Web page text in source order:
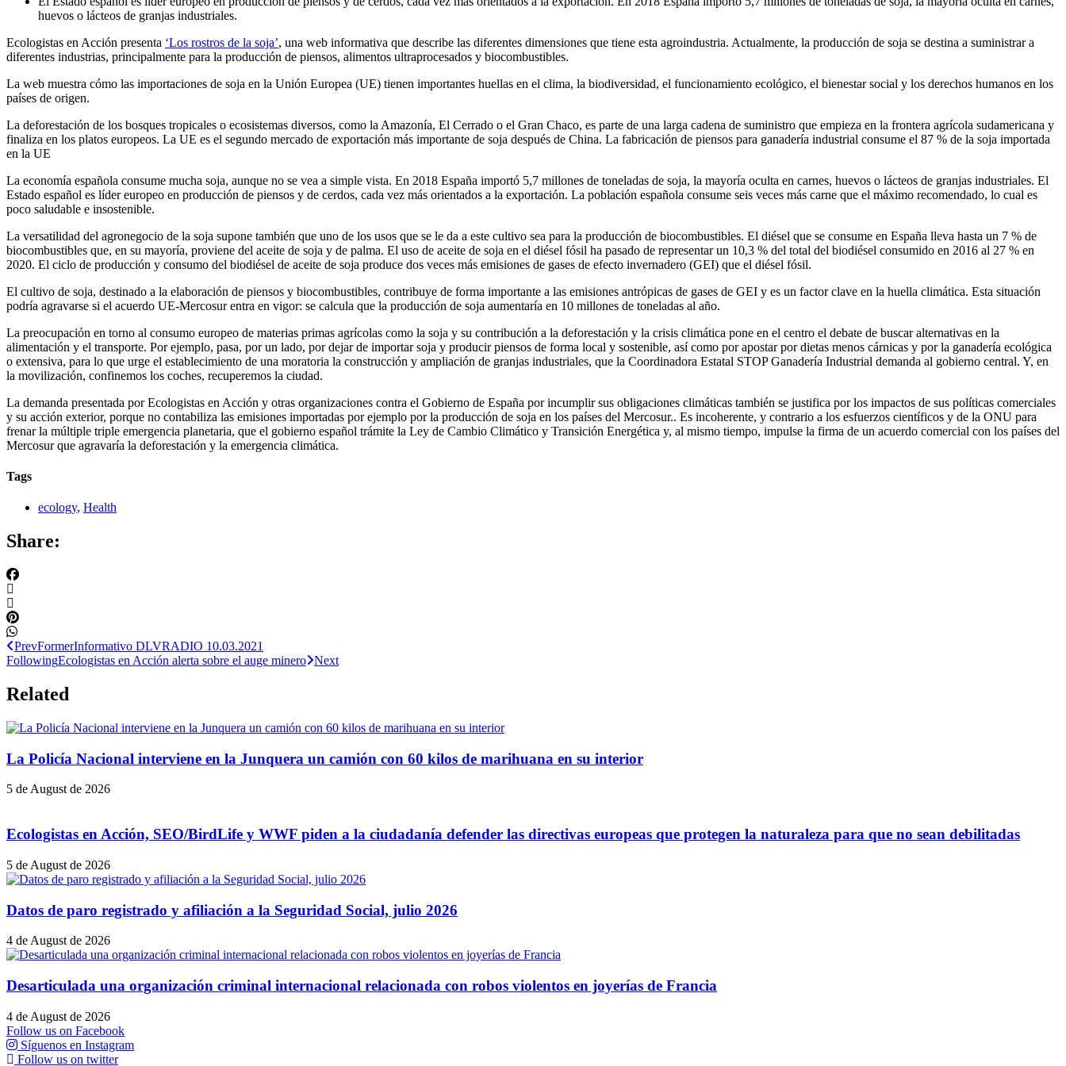
huevos o lácteos de granjas industriales.
Ecologistas en Acción presenta ‘Los rostros de la soja’, una web informativa que describe las diferentes dimensiones que tiene esta agroindustria. Actualmente, la producción de soja se destina a suministrar a
diferentes industrias, principalmente para la producción de piensos, alimentos ultraprocesados y biocombustibles.
La web muestra cómo las importaciones de soja en la Unión Europea (UE) tienen importantes huellas en el clima, la biodiversidad, el funcionamiento ecológico, el bienestar social y los derechos humanos en los
países de origen.
La deforestación de los bosques tropicales o ecosistemas diversos, como la Amazonía, El Cerrado o el Gran Chaco, es parte de una larga cadena de suministro que empieza en la frontera agrícola sudamericana y
finaliza en los platos europeos. La UE es el segundo mercado de exportación más importante de soja después de China. La fabricación de piensos para ganadería industrial consume el 87 % de la soja importada
en la UE
La economía española consume mucha soja, aunque no se vea a simple vista. En 2018 España importó 5,7 millones de toneladas de soja, la mayoría oculta en carnes, huevos o lácteos de granjas industriales. El
Estado español es líder europeo en producción de piensos y de cerdos, cada vez más orientados a la exportación. La población española consume seis veces más carne que el máximo recomendado, lo cual es
poco saludable e insostenible.
La versatilidad del agronegocio de la soja supone también que uno de los usos que se le da a este cultivo sea para la producción de biocombustibles. El diésel que se consume en España lleva hasta un 7 % de
biocombustibles que, en su mayoría, proviene del aceite de soja y de palma. El uso de aceite de soja en el diésel fósil ha pasado de representar un 10,3 % del total del biodiésel consumido en 2016 al 27 % en
2020. El ciclo de producción y consumo del biodiésel de aceite de soja produce dos veces más emisiones de gases de efecto invernadero (GEI) que el diésel fósil.
El cultivo de soja, destinado a la elaboración de piensos y biocombustibles, contribuye de forma importante a las emisiones antrópicas de gases de GEI y es un factor clave en la huella climática. Esta situación
podría agravarse si el acuerdo UE-Mercosur entra en vigor: se calcula que la producción de soja aumentaría en 10 millones de toneladas al año.
La preocupación en torno al consumo europeo de materias primas agrícolas como la soja y su contribución a la deforestación y la crisis climática pone en el centro el debate de buscar alternativas en la
alimentación y el transporte. Por ejemplo, pasa, por un lado, por dejar de importar soja y producir piensos de forma local y sostenible, así como por apostar por dietas menos cárnicas y por la ganadería ecológica
o extensiva, para lo que urge el establecimiento de una moratoria la construcción y ampliación de granjas industriales, que la Coordinadora Estatal STOP Ganadería Industrial demanda al gobierno central. Y, en
la movilización, confinemos los coches, recuperemos la ciudad.
La demanda presentada por Ecologistas en Acción y otras organizaciones contra el Gobierno de España por incumplir sus obligaciones climáticas también se justifica por los impactos de sus políticas comerciales
y su acción exterior, porque no contabiliza las emisiones importadas por ejemplo por la producción de soja en los países del Mercosur.. Es incoherente, y contrario a los esfuerzos científicos y de la ONU para
frenar la múltiple triple emergencia planetaria, que el gobierno español trámite la Ley de Cambio Climático y Transición Energética y, al mismo tiempo, impulse la firma de un acuerdo comercial con los países del
Mercosur que agravaría la deforestación y la emergencia climática.
Tags
ecology, Health
Share:
PrevFormerInformativo DLVRADIO 10.03.2021
FollowingEcologistas en Acción alerta sobre el auge minero Next
Related
La Policía Nacional interviene en la Junquera un camión con 60 kilos de marihuana en su interior
5 de August de 2026
Ecologistas en Acción, SEO/BirdLife y WWF piden a la ciudadanía defender las directivas europeas que protegen la naturaleza para que no sean debilitadas
5 de August de 2026
Datos de paro registrado y afiliación a la Seguridad Social, julio 2026
4 de August de 2026
Desarticulada una organización criminal internacional relacionada con robos violentos en joyerías de Francia
4 de August de 2026
Follow us on Facebook
Síguenos en Instagram
Follow us on twitter